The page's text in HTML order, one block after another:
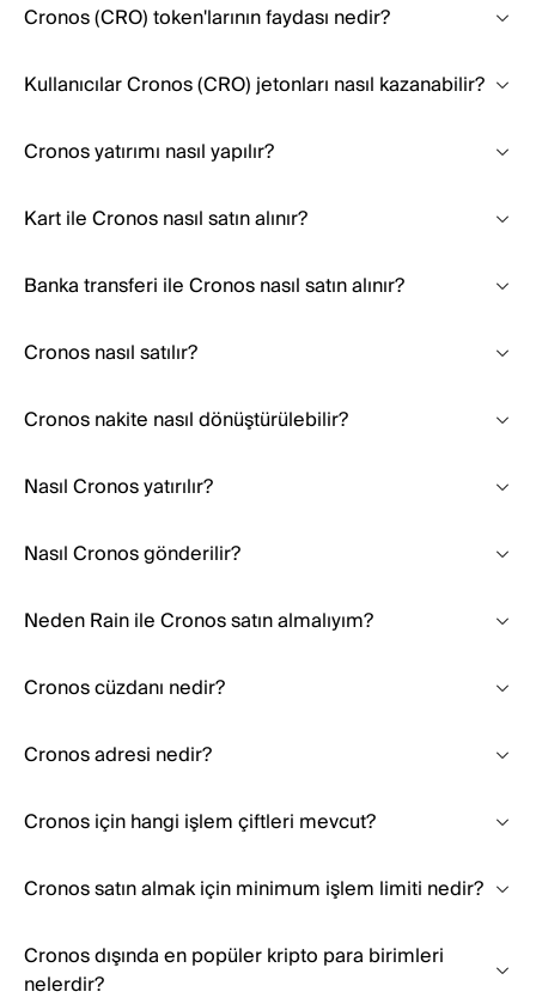
Cronos (CRO) token'larının faydası nedir?
Kullanıcılar Cronos (CRO) jetonları nasıl kazanabilir?
Cronos yatırımı nasıl yapılır?
Kart ile Cronos nasıl satın alınır?
Banka transferi ile Cronos nasıl satın alınır?
Cronos nasıl satılır?
Cronos nakite nasıl dönüştürülebilir?
Nasıl Cronos yatırılır?
Nasıl Cronos gönderilir?
Neden Rain ile Cronos satın almalıyım?
Cronos cüzdanı nedir?
Cronos adresi nedir?
Cronos için hangi işlem çiftleri mevcut?
Cronos satın almak için minimum işlem limiti nedir?
Cronos dışında en popüler kripto para birimleri
nelerdir?